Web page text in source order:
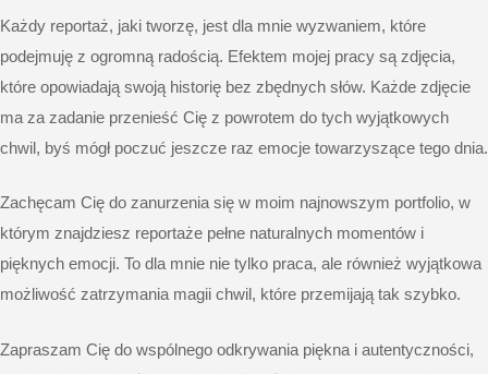
Każdy reportaż, jaki tworzę, jest dla mnie wyzwaniem, które
podejmuję z ogromną radością. Efektem mojej pracy są zdjęcia,
które opowiadają swoją historię bez zbędnych słów. Każde zdjęcie
ma za zadanie przenieść Cię z powrotem do tych wyjątkowych
chwil, byś mógł poczuć jeszcze raz emocje towarzyszące tego dnia.
Zachęcam Cię do zanurzenia się w moim najnowszym portfolio, w
którym znajdziesz reportaże pełne naturalnych momentów i
pięknych emocji. To dla mnie nie tylko praca, ale również wyjątkowa
możliwość zatrzymania magii chwil, które przemijają tak szybko.
Zapraszam Cię do wspólnego odkrywania piękna i autentyczności,